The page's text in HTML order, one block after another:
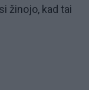
žinojo, kad tai